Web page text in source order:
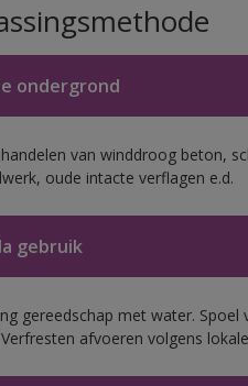
ondergrond
van winddroog beton,
oude intacte verflagen e.d.
gebruik
gereedschap met water.
afvoeren volgens